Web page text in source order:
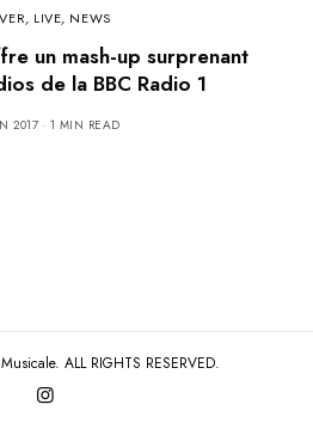
, LIVE, NEWS
un mash-up surprenant
de la BBC Radio 1
2017 1 MIN READ
ALL RIGHTS RESERVED.